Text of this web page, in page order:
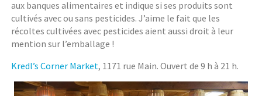
aux banques alimentaires et indique si ses produits sont
cultivés avec ou sans pesticides. J’aime le fait que les
récoltes cultivées avec pesticides aient aussi droit à leur
mention sur l’emballage !
Kredl’s Corner Market, 1171 rue Main. Ouvert de 9 h à 21 h.